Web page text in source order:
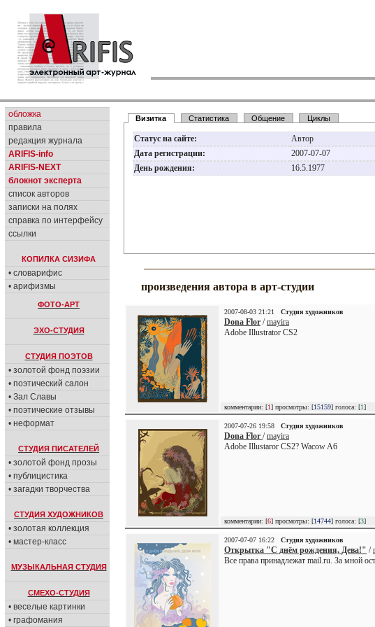
обложка
правила
редакция журнала
ARIFIS-info
ARIFIS-NEXT
блокнот эксперта
список авторов
записки на полях
справка по интерфейсу
ссылки
КОПИЛКА СИЗИФА
• словарифис
• арифизмы
ФОТО-АРТ
ЭХО-СТУДИЯ
СТУДИЯ ПОЭТОВ
• золотой фонд поэзии
• поэтический салон
• Зал Славы
• поэтические отзывы
• неформат
СТУДИЯ ПИСАТЕЛЕЙ
• золотой фонд прозы
• публицистика
• загадки творчества
СТУДИЯ ХУДОЖНИКОВ
• золотая коллекция
• мастер-класс
МУЗЫКАЛЬНАЯ СТУДИЯ
СМЕХО-СТУДИЯ
• веселые картинки
• графомания
Визитка Статистика Общение Циклы
Статус на сайте:
Автор
Дата регистрации:
2007-07-07
День рождения:
16.5.1977
произведения автора в арт-студии
2007-08-03 21:21 Студия художников
Dona Flor /mayira
Adobe Illustrator CS2
комментарии: [1] просмотры: [15159] голоса: [1]
2007-07-26 19:58 Студия художников
Dona Flor /mayira
Adobe Illustaror CS2? Wacow A6
комментарии: [6] просмотры: [14744] голоса: [3]
2007-07-07 16:22 Студия художников
Открытка "С днём рождения, Дева!" /
Все права принадлежат mail.ru. За мной